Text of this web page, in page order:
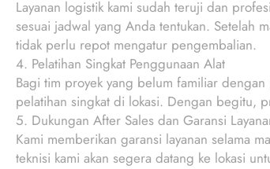
Layanan logistik kami sudah teruji dan
sesuai jadwal yang Anda tentukan. Setelah
tidak perlu repot mengatur pengembalian.
4. Pelatihan Singkat Penggunaan Alat
Bagi tim proyek yang belum familiar
pelatihan singkat di lokasi. Dengan begitu,
5. Dukungan After Sales dan Garansi
Kami memberikan garansi layanan selama
teknisi kami akan segera datang ke lokasi